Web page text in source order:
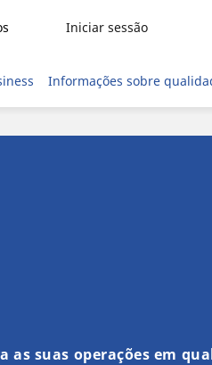
Iniciar sessão
Informações sobre
as suas operações em